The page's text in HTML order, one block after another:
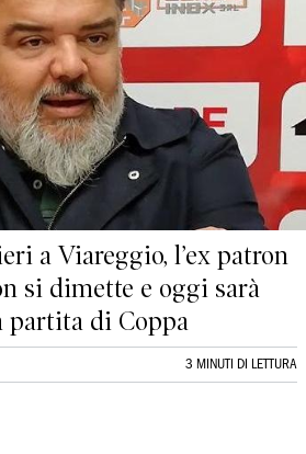
a Viareggio, l’ex patron
si dimette e oggi sarà
partita di Coppa
3 MINUTI DI LETTURA